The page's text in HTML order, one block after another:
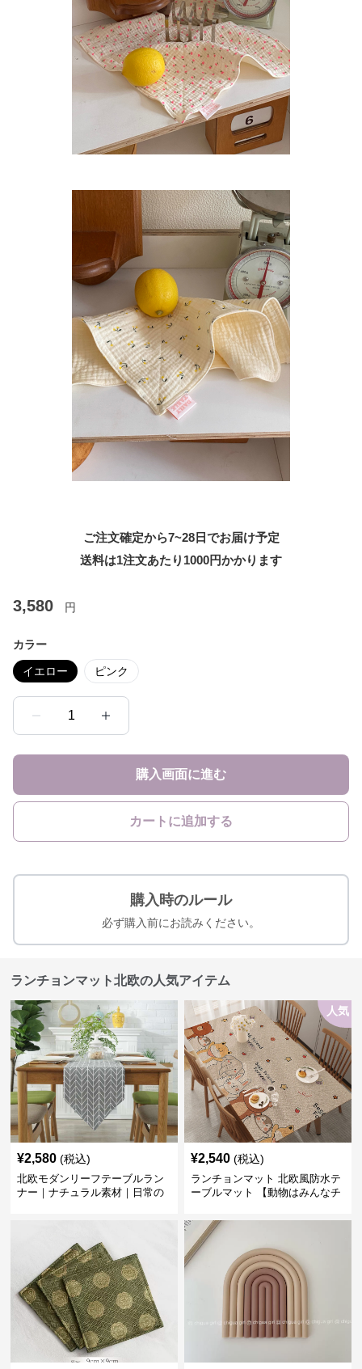
ご注文確定から7~28日でお届け予定
送料は1注文あたり 1000円かかります
3,580 円
カラー
イエロー ピンク
1
購入画面に進む
カートに追加する
購入時のルール
必ず購入前にお読みください。
ランチョンマット北欧の人気アイテム
¥2,580 (税込)
北欧モダンリーフテーブルラン
ナー｜ナチュラル素材｜日常の
人気
¥2,540 (税込)
ランチョンマット 北欧風防水テ
ーブルマット 【動物はみんなチ